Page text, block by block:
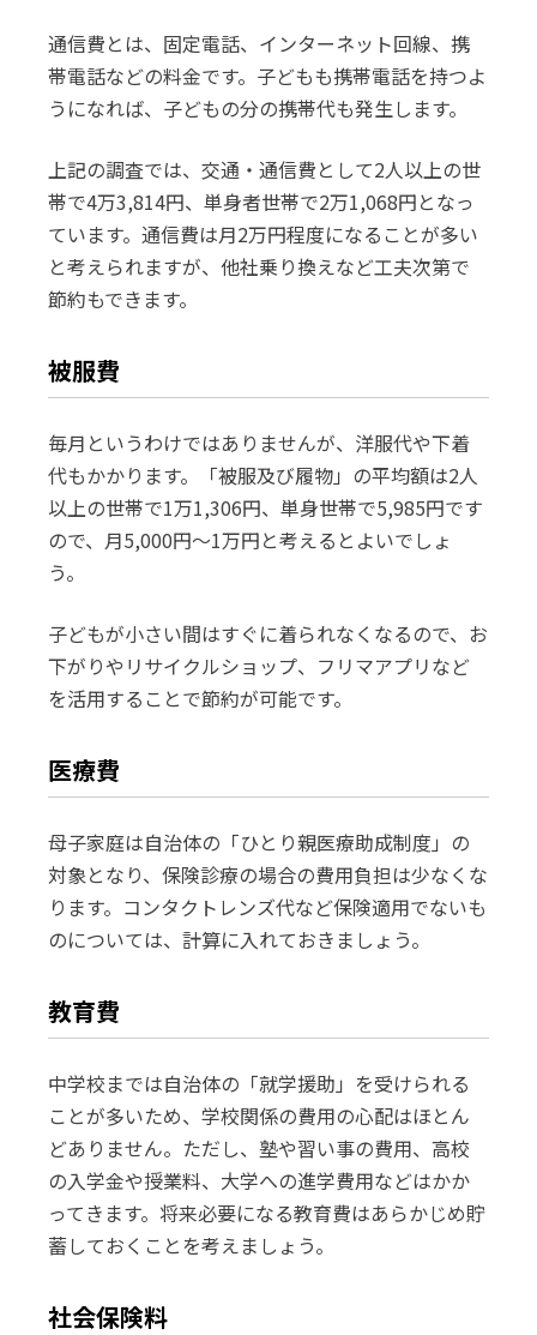
通信費とは、固定電話、インターネット回線、携
帯電話などの料金です。子どもも携帯電話を持つよ
うになれば、子どもの分の携帯代も発生します。
上記の調査では、交通・通信費として2人以上の世
帯で4万3,814円、単身者世帯で2万1,068円となっ
ています。通信費は月2万円程度になることが多い
と考えられますが、他社乗り換えなど工夫次第で
節約もできます。
被服費
毎月というわけではありませんが、洋服代や下着
代もかかります。「被服及び履物」の平均額は2人
以上の世帯で1万1,306円、単身世帯で5,985円です
ので、月5,000円～1万円と考えるとよいでしょ
う。
子どもが小さい間はすぐに着られなくなるので、お
下がりやリサイクルショップ、フリマアプリなど
を活用することで節約が可能です。
医療費
母子家庭は自治体の「ひとり親医療助成制度」の
対象となり、保険診療の場合の費用負担は少なくな
ります。コンタクトレンズ代など保険適用でないも
のについては、計算に入れておきましょう。
教育費
中学校までは自治体の「就学援助」を受けられる
ことが多いため、学校関係の費用の心配はほとん
どありません。ただし、塾や習い事の費用、高校
の入学金や授業料、大学への進学費用などはかか
ってきます。将来必要になる教育費はあらかじめ貯
蓄しておくことを考えましょう。
社会保険料